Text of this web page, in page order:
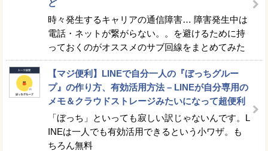
ど
時々発生するキャリアの通信障害… 障害発生中は
電話・ネットが繋がらない。。を避けるために持
っておくのがオススメのサブ回線をまとめてみた
【マジ便利】LINEで自分一人の『ぼっちグルー
プ』の作り方、有効活用方法 – LINEが自分専用の
メモ＆クラウドストレージみたいになって超便利
「ぼっち」といっても寂しい訳じゃないんです。L
INEは一人でも有効活用できるという小ワザ。も
ちろん無料